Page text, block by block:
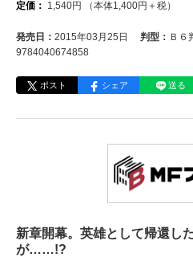
定価： 1,540円 （本体1,400円＋税）
発売日： 2015年03月25日 判型： Ｂ６
9784040674858
ポスト シェア 送る
新章開幕。英雄として帰還し
が……!?